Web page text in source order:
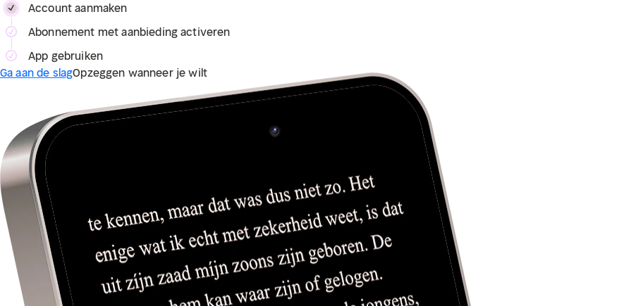
Account aanmaken
Abonnement met aanbieding activeren
App gebruiken
Ga aan de slagOpzeggen wanneer je wilt